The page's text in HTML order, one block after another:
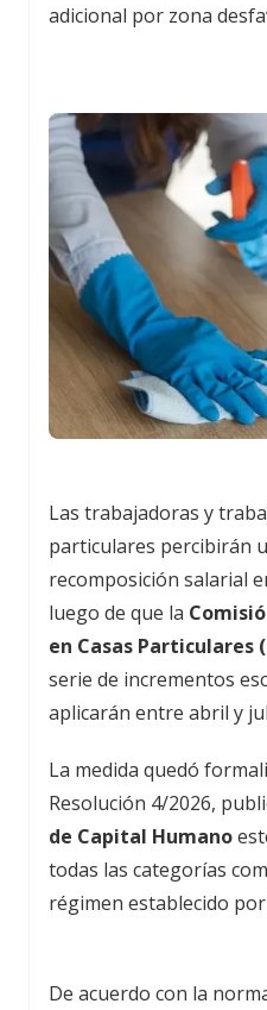
adicional por zona
Las trabajadoras y
particulares percibirán
recomposición salarial
luego de que la
en Casas Particulares
serie de incrementos
aplicarán entre abril y
La medida quedó
Resolución 4/2026,
de Capital Humano
todas las categorías
régimen establecido por
De acuerdo con la